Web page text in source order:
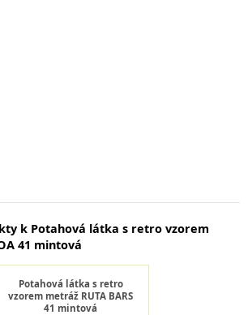
k Potahová látka s retro vzorem
41 mintová
Potahová látka s retro
vzorem metráž RUTA BARS
41 mintová